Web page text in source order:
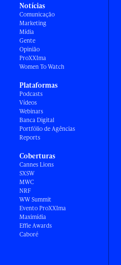
Notícias
Comunicação
Marketing
Mídia
Gente
Opinião
ProXXIma
Women To Watch
Plataformas
Podcasts
Vídeos
Webinars
Banca Digital
Portfólio de Agências
Reports
Coberturas
Cannes Lions
SXSW
MWC
NRF
WW Summit
Evento ProXXIma
Maximídia
Effie Awards
Caboré